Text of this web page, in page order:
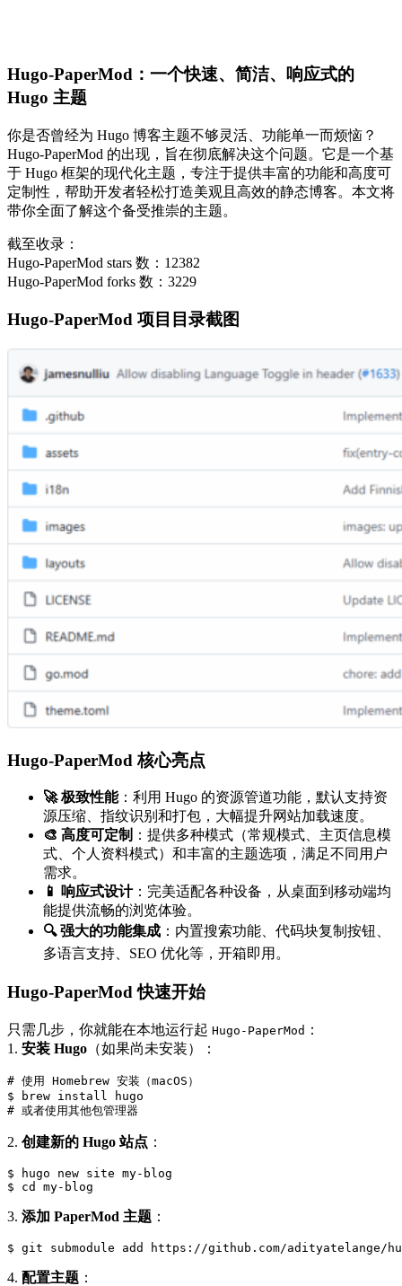
Hugo-PaperMod：一个快速、简洁、响应式的
Hugo 主题
你是否曾经为 Hugo 博客主题不够灵活、功能单一而烦恼？
Hugo-PaperMod 的出现，旨在彻底解决这个问题。它是一个基
于 Hugo 框架的现代化主题，专注于提供丰富的功能和高度可
定制性，帮助开发者轻松打造美观且高效的静态博客。本文将
带你全面了解这个备受推崇的主题。
截至收录：
Hugo-PaperMod stars 数：12382
Hugo-PaperMod forks 数：3229
Hugo-PaperMod 项目目录截图
Hugo-PaperMod 核心亮点
🚀 极致性能：利用 Hugo 的资源管道功能，默认支持资
源压缩、指纹识别和打包，大幅提升网站加载速度。
🎨 高度可定制 ：提供多种模式（常规模式、主页信息模
式、个人资料模式）和丰富的主题选项，满足不同用户
需求。
📱 响应式设计：完美适配各种设备，从桌面到移动端均
能提供流畅的浏览体验。
🔍 强大的功能集成 ：内置搜索功能、代码块复制按钮、
多语言支持、SEO 优化等，开箱即用。
Hugo-PaperMod 快速开始
只需几步，你就能在本地运行起 Hugo-PaperMod ：
1. 安装 Hugo （如果尚未安装）：
# 使用 Homebrew 安装（macOS）
$ brew install hugo
# 或者使用其他包管理器
2. 创建新的 Hugo 站点 ：
$ hugo new site my-blog
$ cd my-blog
3. 添加 PaperMod 主题 ：
$ git submodule add https://github.com/adityatelange/
4. 配置主题 ：